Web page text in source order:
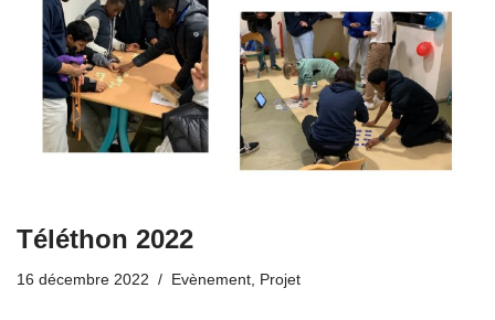
Téléthon 2022
16 décembre 2022 Evènement Projet